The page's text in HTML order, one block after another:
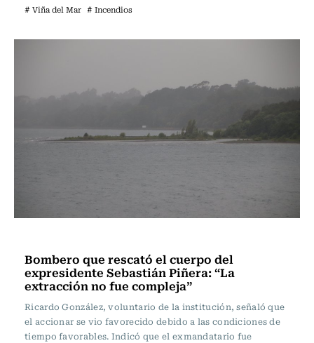
# Viña del Mar # Incendios
Bombero que rescató el cuerpo del
expresidente Sebastián Piñera: “La
extracción no fue compleja”
Ricardo González, voluntario de la institución, señaló que
el accionar se vio favorecido debido a las condiciones de
tiempo favorables. Indicó que el exmandatario fue